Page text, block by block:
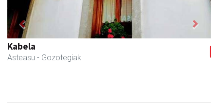
Kabela
Asteasu - Gozotegiak
Previous Next